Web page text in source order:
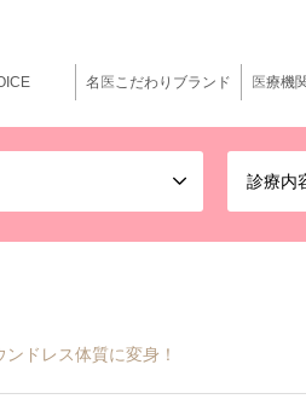
診療内
名医こだわりブランド 医療機
ドレス体質に変身！